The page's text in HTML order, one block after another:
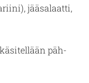
jää­sa­laat­ti,
päh­